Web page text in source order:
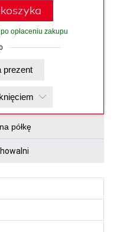
opłaceniu zakupu
Kup na prezent
półkę